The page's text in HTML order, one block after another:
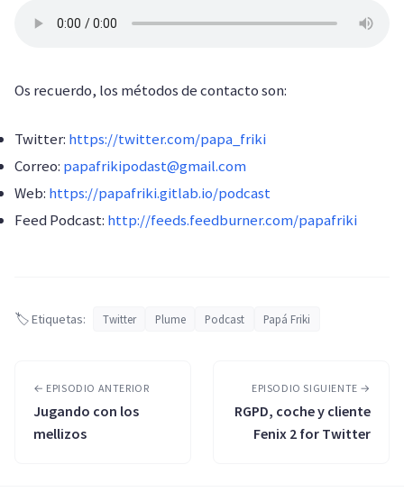
Os recuerdo, los métodos de contacto son:
Twitter: https://twitter.com/papa_friki
Correo: papafrikipodast@gmail.com
Web: https://papafriki.gitlab.io/podcast
Feed Podcast: http://feeds.feedburner.com/papafriki
🏷️ Etiquetas: Twitter Plume Podcast Papá Friki
← EPISODIO ANTERIOR
Jugando con los
mellizos
EPISODIO SIGUIENTE →
RGPD, coche y cliente
Fenix 2 for Twitter